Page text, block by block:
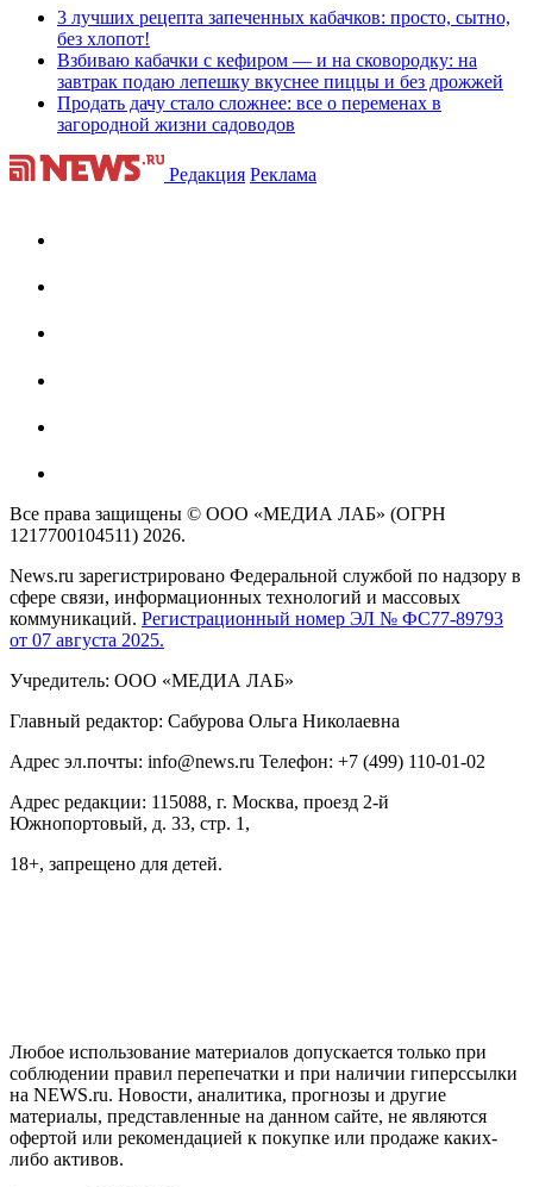
3 лучших рецепта запеченных кабачков: просто, сытно,
без хлопот!
Взбиваю кабачки с кефиром — и на сковородку: на
завтрак подаю лепешку вкуснее пиццы и без дрожжей
Продать дачу стало сложнее: все о переменах в
загородной жизни садоводов
Редакция Реклама
Все права защищены © ООО «МЕДИА ЛАБ» (ОГРН
1217700104511) 2026.
News.ru зарегистрировано Федеральной службой по надзору в
сфере связи, информационных технологий и массовых
коммуникаций. Регистрационный номер ЭЛ № ФС77-89793
от 07 августа 2025.
Учредитель: ООО «МЕДИА ЛАБ»
Главный редактор: Сабурова Ольга Николаевна
Адрес эл.почты: info@news.ru Телефон: +7 (499) 110-01-02
Адрес редакции: 115088, г. Москва, проезд 2-й
Южнопортовый, д. 33, стр. 1,
18+, запрещено для детей.
Любое использование материалов допускается только при
соблюдении правил перепечатки и при наличии гиперссылки
на NEWS.ru. Новости, аналитика, прогнозы и другие
материалы, представленные на данном сайте, не являются
офертой или рекомендацией к покупке или продаже каких-
либо активов.